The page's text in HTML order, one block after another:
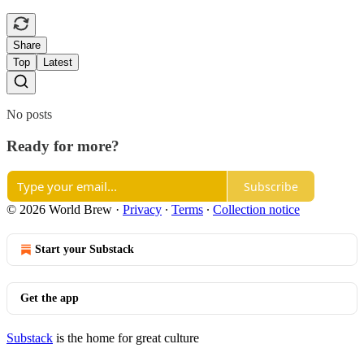
Share
Top
Latest
No posts
Ready for more?
Subscribe
© 2026 World Brew · Privacy ∙ Terms ∙ Collection notice
Start your Substack
Get the app
Substack is the home for great culture